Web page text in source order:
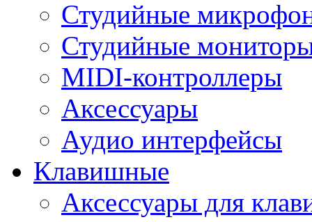
Студийные
Студийные
MIDI-контроллеры
Аксессуары
Аудио интерфейсы
Клавишные
Аксессуары для